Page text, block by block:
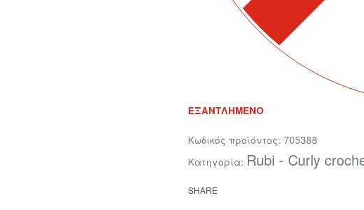
ΕΞΑΝΤΛΗΜΈΝΟ
705388
Κατηγορία: Rubi - Curly
SHARE